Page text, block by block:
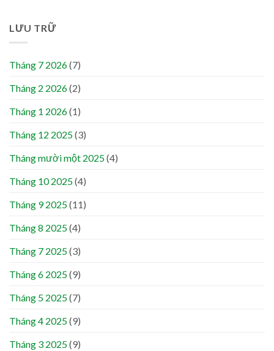
LƯU TRỮ
Tháng 7 2026(7)
Tháng 2 2026(2)
Tháng 1 2026(1)
Tháng 12 2025(3)
Tháng mười một 2025(4)
Tháng 10 2025(4)
Tháng 9 2025(11)
Tháng 8 2025(4)
Tháng 7 2025(3)
Tháng 6 2025(9)
Tháng 5 2025(7)
Tháng 4 2025(9)
Tháng 3 2025(9)